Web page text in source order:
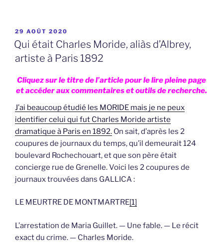
PUBLIÉ
LE
29 AOÛT 2020
Qui était Charles Moride, aliàs d’Albrey,
artiste à Paris 1892
Cliquez sur le titre de l’article pour le lire pleine page
et accéder aux commentaires et outils de recherche.
J’ai beaucoup étudié les MORIDE mais je ne peux
identifier celui qui fut Charles Moride artiste
dramatique à Paris en 1892. On sait, d’après les 2
coupures de journaux du temps, qu’il demeurait 124
boulevard Rochechouart, et que son père était
concierge rue de Grenelle. Voici les 2 coupures de
journaux trouvées dans GALLICA :
LE MEURTRE DE MONTMARTRE[1]
L’arrestation de Maria Guillet. — Une fable. — Le récit
exact du crime. — Charles Moride.